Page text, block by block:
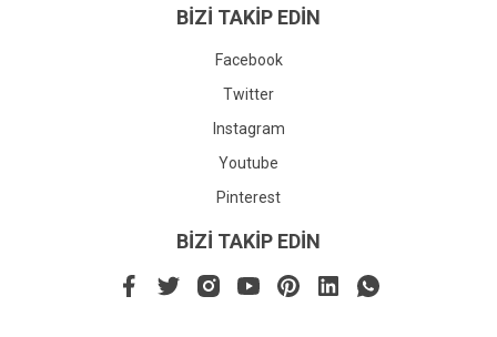
BİZİ TAKİP EDİN
Facebook
Twitter
Instagram
Youtube
Pinterest
BİZİ TAKİP EDİN